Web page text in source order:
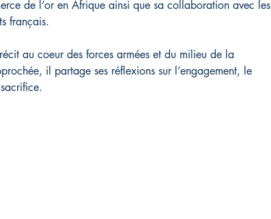
de l’or en Afrique ainsi que sa collaboration avec les
français.
au coeur des forces armées et du milieu de la
il partage ses réflexions sur l’engagement, le